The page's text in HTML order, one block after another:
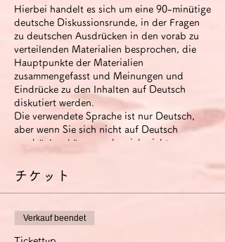
Hierbei handelt es sich um eine 90-minütige
deutsche Diskussionsrunde, in der Fragen
zu deutschen Ausdrücken in den vorab zu
verteilenden Materialien besprochen, die
Hauptpunkte der Materialien
zusammengefasst und Meinungen und
Eindrücke zu den Inhalten auf Deutsch
diskutiert werden.
Die verwendete Sprache ist nur Deutsch,
aber wenn Sie sich nicht auf Deutsch
ausdrücken können oder sich nicht
Sie Japanisch verwenden (um Zeit zu
sparen).
Der runde Tisch wird aufgezeichnet. Das
Video steht den Teilnehmern zwei Wochen
nach Ende der Veranstaltung zur Verfügung.
Wenn Sie die Option
チケット
Verkauf beendet